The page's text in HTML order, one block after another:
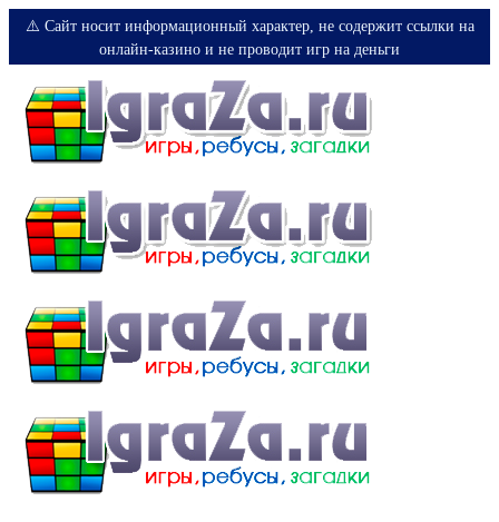
⚠️ Сайт носит информационный характер, не содержит ссылки на
онлайн-казино и не проводит игр на деньги